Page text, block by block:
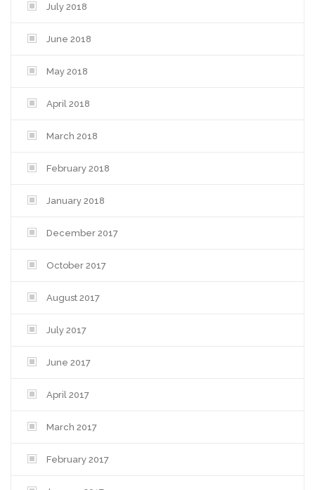
July 2018
June 2018
May 2018
April 2018
March 2018
February 2018
January 2018
December 2017
October 2017
August 2017
July 2017
June 2017
April 2017
March 2017
February 2017